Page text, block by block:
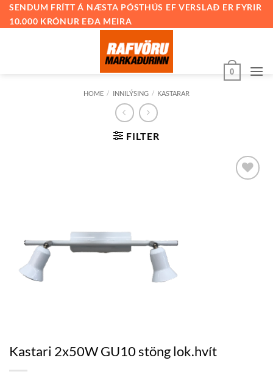
SkipSENDUM FRÍTT Á NÆSTA PÓSTHÚS EF VERSLAÐ ER FYRIR
10.000 KRÓNUR EÐA MEIRA
0
HOME / INNILÝSING / KASTARAR
FILTER
Kastari 2x50W GU10 stöng lok.hvít